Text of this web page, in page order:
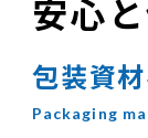
安心
包装資